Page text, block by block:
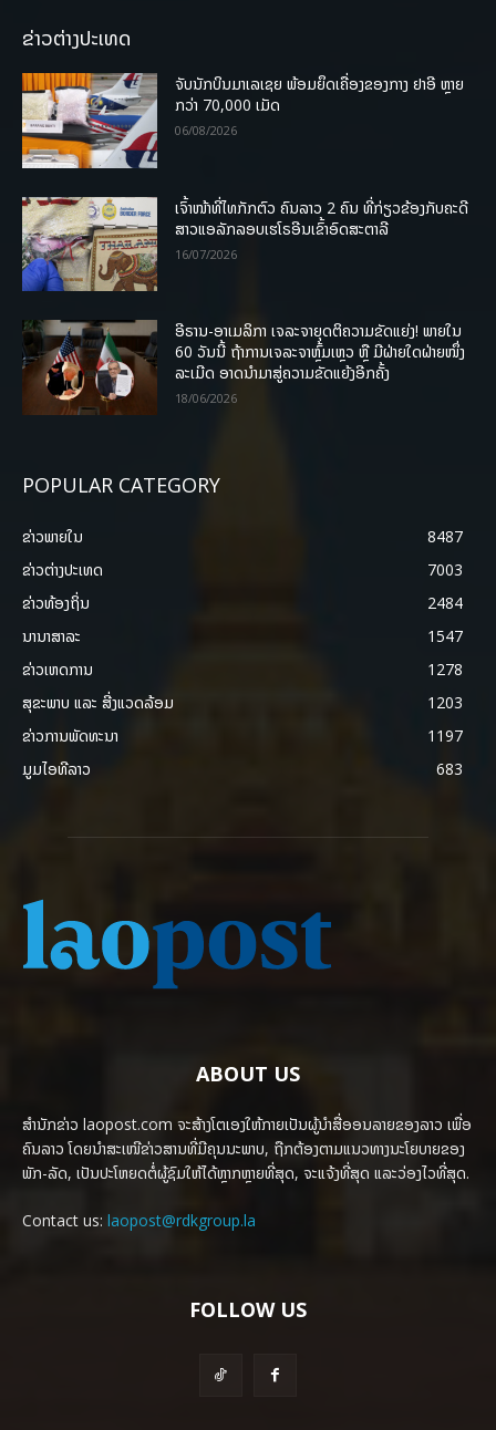
ຂ່າວຕ່າງປະເທດ
ຈັບນັກບິນມາເລເຊຍ ພ້ອມຍຶດເຄື່ອງຂອງກາງ ຢາອີ ຫຼາຍ
ກວ່າ 70,000 ເມັດ
06/08/2026
ເຈົ້າໜ້າທີ່ໄທກັກຕົວ ຄົນລາວ 2 ຄົນ ທີ່ກ່ຽວຂ້ອງກັບຄະດີ
ສາວແອລັກລອບເຮໂຣອີນເຂົ້າອົດສະຕາລີ
16/07/2026
ອີຣານ-ອາເມລິກາ ເຈລະຈາຍຸດຕິຄວາມຂັດແຍ່ງ! ພາຍໃນ
60 ວັນນີ້ ຖ້າການເຈລະຈາຫຼົ້ມເຫຼວ ຫຼື ມີຝ່າຍໃດຝ່າຍໜຶ່ງ
ລະເມີດ ອາດນໍາມາສູ່ຄວາມຂັດແຍ້ງອີກຄັ້ງ
18/06/2026
POPULAR CATEGORY
ຂ່າວພາຍ​ໃນ
8487
ຂ່າວຕ່າງປະເທດ
7003
ຂ່າວທ້ອງຖິ່ນ
2484
ນານາສາລະ
1547
ຂ່າວເຫດການ
1278
ສຸຂະພາບ ແລະ ສີ່ງແວດລ້ອມ
1203
ຂ່າວການພັດທະນາ
1197
ມູມໄອທີລາວ
683
ABOUT US
ສຳນັກຂ່າວ laopost.com ຈະສ້າງໂຕເອງໃຫ້ກາຍເປັນຜູ້ນຳສື່ອອນລາຍຂອງລາວ ເພື່ອ
ຄົນລາວ ໂດຍນຳສະເໜີຂ່າວສານທີ່ມີຄຸນນະພາບ, ຖືກຕ້ອງຕາມແນວທາງນະໂຍບາຍຂອງ
ພັກ-ລັດ, ເປັນປະໂຫຍດຕໍ່ຜູ້ຊົມໃຫ້ໄດ້ຫຼາກຫຼາຍທີ່ສຸດ, ຈະແຈ້ງທີ່ສຸດ ແລະວ່ອງໄວທີ່ສຸດ.
Contact us: laopost@rdkgroup.la
FOLLOW US